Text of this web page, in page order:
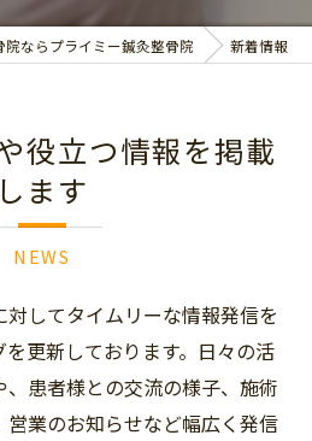
院ならプライミー鍼灸整骨院 新着情報
役立つ情報を掲載
します
NEWS
してタイムリーな情報発信を
更新しております。日々の活
患者様との交流の様子、施術
業のお知らせなど幅広く発信